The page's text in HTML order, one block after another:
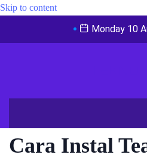
Skip to content
Monday 10
Cara Instal